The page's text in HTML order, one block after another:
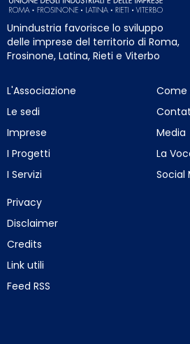
Unindustria favorisce lo sviluppo
delle imprese del territorio di Roma,
Frosinone, Latina, Rieti e Viterbo
L'Associazione
Le sedi
Imprese
I Progetti
I Servizi
Come
Media
La
Social
Privacy
Disclaimer
Credits
Link utili
Feed RSS